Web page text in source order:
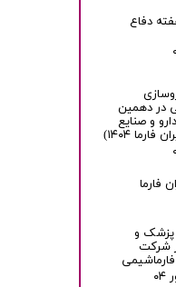
دفاع
در دهمین
و صنایع
۱۴۰۴)
فارما
و
شرکت